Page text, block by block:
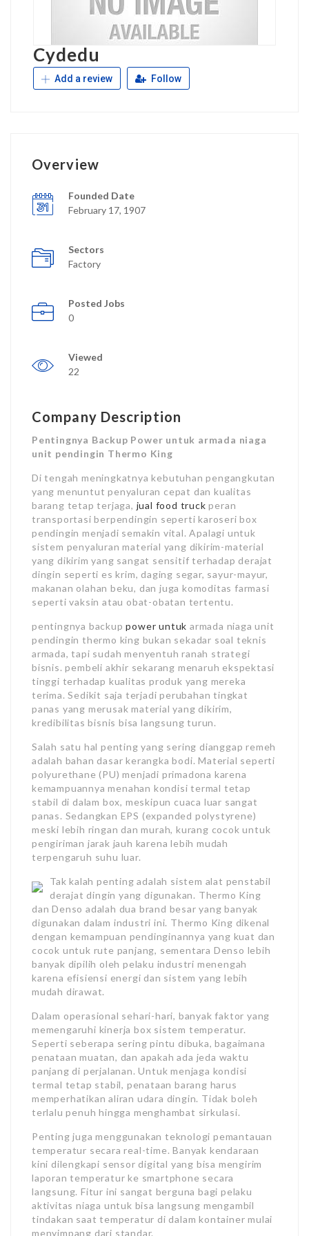
Cydedu
Add a review Follow
Overview
Founded Date
February 17, 1907
Sectors
Factory
Posted Jobs
0
Viewed
22
Company Description
Pentingnya Backup Power untuk armada niaga
unit pendingin Thermo King
Di tengah meningkatnya kebutuhan pengangkutan
yang menuntut penyaluran cepat dan kualitas
barang tetap terjaga, jual food truck peran
transportasi berpendingin seperti karoseri box
pendingin menjadi semakin vital. Apalagi untuk
sistem penyaluran material yang dikirim-material
yang dikirim yang sangat sensitif terhadap derajat
dingin seperti es krim, daging segar, sayur-mayur,
makanan olahan beku, dan juga komoditas farmasi
seperti vaksin atau obat-obatan tertentu.
pentingnya backuppower untuk armada niaga unit
pendingin thermo king bukan sekadar soal teknis
armada, tapi sudah menyentuh ranah strategi
bisnis. pembeli akhir sekarang menaruh ekspektasi
tinggi terhadap kualitas produk yang mereka
terima. Sedikit saja terjadi perubahan tingkat
panas yang merusak material yang dikirim,
kredibilitas bisnis bisa langsung turun.
Salah satu hal penting yang sering dianggap remeh
adalah bahan dasar kerangka bodi. Material seperti
polyurethane (PU) menjadi primadona karena
kemampuannya menahan kondisi termal tetap
stabil di dalam box, meskipun cuaca luar sangat
panas. Sedangkan EPS (expanded polystyrene)
meski lebih ringan dan murah, kurang cocok untuk
pengiriman jarak jauh karena lebih mudah
terpengaruh suhu luar.
Tak kalah penting adalah sistem alat penstabil
derajat dingin yang digunakan. Thermo King
dan Denso adalah dua brand besar yang banyak
digunakan dalam industri ini. Thermo King dikenal
dengan kemampuan pendinginannya yang kuat dan
cocok untuk rute panjang, sementara Denso lebih
banyak dipilih oleh pelaku industri menengah
karena efisiensi energi dan sistem yang lebih
mudah dirawat.
Dalam operasional sehari-hari, banyak faktor yang
memengaruhi kinerja box sistem temperatur.
Seperti seberapa sering pintu dibuka, bagaimana
penataan muatan, dan apakah ada jeda waktu
panjang di perjalanan. Untuk menjaga kondisi
termal tetap stabil, penataan barang harus
memperhatikan aliran udara dingin. Tidak boleh
terlalu penuh hingga menghambat sirkulasi.
Penting juga menggunakan teknologi pemantauan
temperatur secara real-time. Banyak kendaraan
kini dilengkapi sensor digital yang bisa mengirim
laporan temperatur ke smartphone secara
langsung. Fitur ini sangat berguna bagi pelaku
aktivitas niaga untuk bisa langsung mengambil
tindakan saat temperatur di dalam kontainer mulai
menyimpang dari standar.